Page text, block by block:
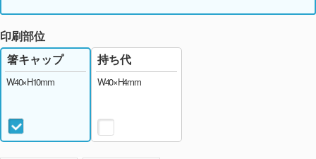
印刷部位
箸キャップ
W40×H10mm
持ち代
W40×H4mm